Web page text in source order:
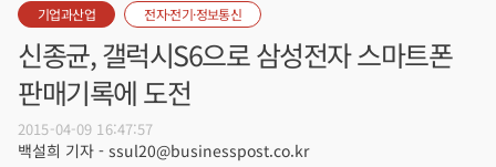
기업과산업 전자·전기·정보통신
신종균, 갤럭시S6으로 삼성전자 스마트폰
판매기록에 도전
2015-04-09 16:47:57
백설희 기자 - ssul20@businesspost.co.kr